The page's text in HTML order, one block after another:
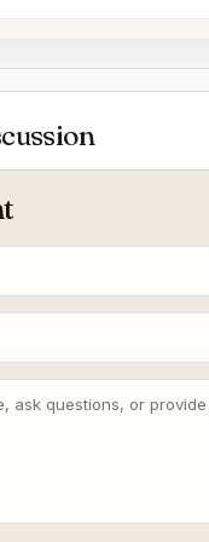
220k (+256 today) -
120k (+198 today) -
⭐ 90k (+156